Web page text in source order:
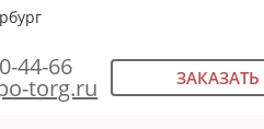
44-66
torg.ru